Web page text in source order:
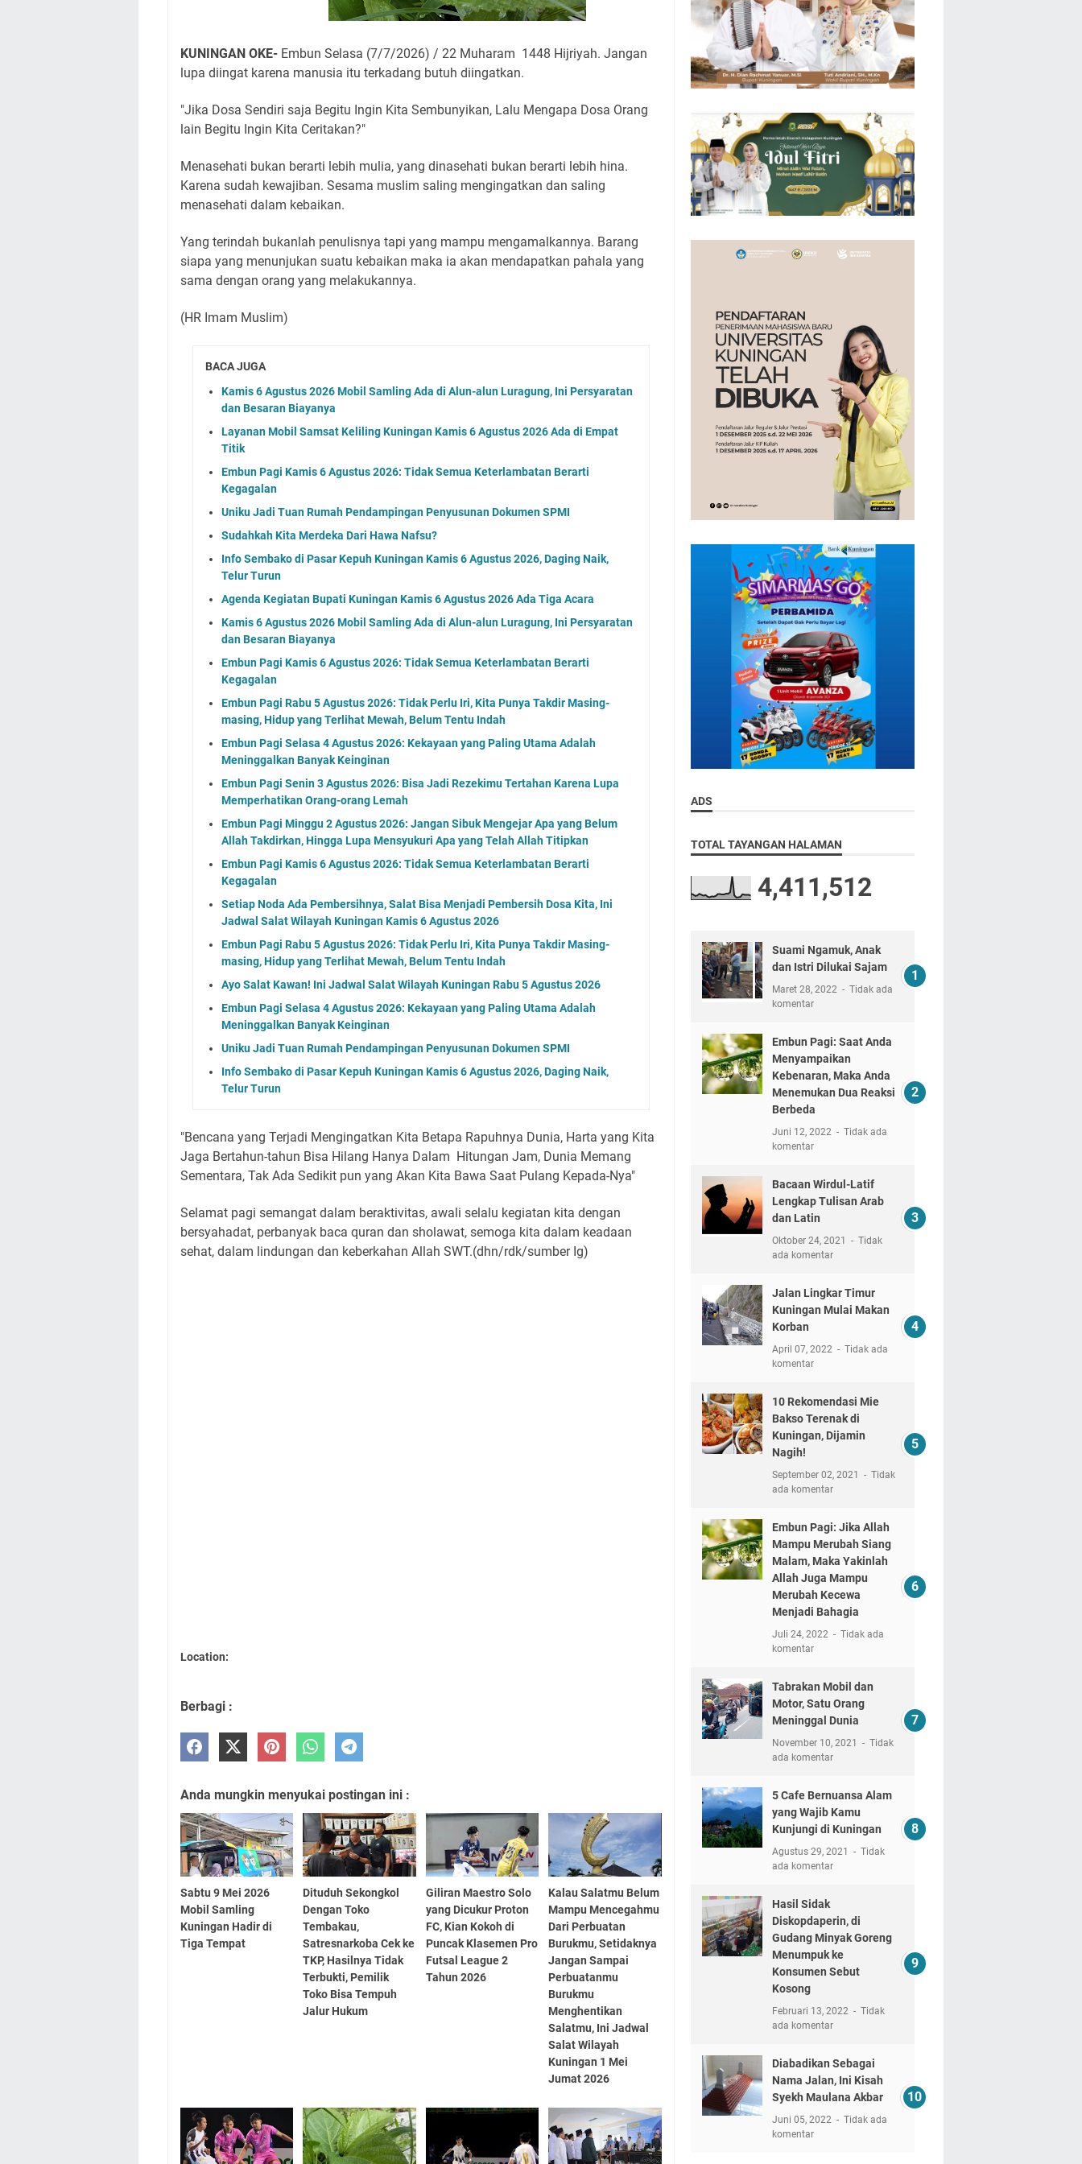
KUNINGAN OKE- Embun Selasa (7/7/2026) / 22 Muharam 1448 Hijriyah. Jangan
lupa diingat karena manusia itu terkadang butuh diingatkan.
"Jika Dosa Sendiri saja Begitu Ingin Kita Sembunyikan, Lalu Mengapa Dosa Orang
lain Begitu Ingin Kita Ceritakan?"
Menasehati bukan berarti lebih mulia, yang dinasehati bukan berarti lebih hina.
Karena sudah kewajiban. Sesama muslim saling mengingatkan dan saling
menasehati dalam kebaikan.
Yang terindah bukanlah penulisnya tapi yang mampu mengamalkannya. Barang
siapa yang menunjukan suatu kebaikan maka ia akan mendapatkan pahala yang
sama dengan orang yang melakukannya.
(HR Imam Muslim)
BACA JUGA
Kamis 6 Agustus 2026 Mobil Samling Ada di Alun-alun Luragung, Ini Persyaratan
dan Besaran Biayanya
Layanan Mobil Samsat Keliling Kuningan Kamis 6 Agustus 2026 Ada di Empat
Titik
Embun Pagi Kamis 6 Agustus 2026: Tidak Semua Keterlambatan Berarti
Kegagalan
Uniku Jadi Tuan Rumah Pendampingan Penyusunan Dokumen SPMI
Sudahkah Kita Merdeka Dari Hawa Nafsu?
Info Sembako di Pasar Kepuh Kuningan Kamis 6 Agustus 2026, Daging Naik,
Telur Turun
Agenda Kegiatan Bupati Kuningan Kamis 6 Agustus 2026 Ada Tiga Acara
Kamis 6 Agustus 2026 Mobil Samling Ada di Alun-alun Luragung, Ini Persyaratan
dan Besaran Biayanya
Embun Pagi Kamis 6 Agustus 2026: Tidak Semua Keterlambatan Berarti
Kegagalan
Embun Pagi Rabu 5 Agustus 2026: Tidak Perlu Iri, Kita Punya Takdir Masing-
masing, Hidup yang Terlihat Mewah, Belum Tentu Indah
Embun Pagi Selasa 4 Agustus 2026: Kekayaan yang Paling Utama Adalah
Meninggalkan Banyak Keinginan
Embun Pagi Senin 3 Agustus 2026: Bisa Jadi Rezekimu Tertahan Karena Lupa
Memperhatikan Orang-orang Lemah
Embun Pagi Minggu 2 Agustus 2026: Jangan Sibuk Mengejar Apa yang Belum
Allah Takdirkan, Hingga Lupa Mensyukuri Apa yang Telah Allah Titipkan
Embun Pagi Kamis 6 Agustus 2026: Tidak Semua Keterlambatan Berarti
Kegagalan
Setiap Noda Ada Pembersihnya, Salat Bisa Menjadi Pembersih Dosa Kita, Ini
Jadwal Salat Wilayah Kuningan Kamis 6 Agustus 2026
Embun Pagi Rabu 5 Agustus 2026: Tidak Perlu Iri, Kita Punya Takdir Masing-
masing, Hidup yang Terlihat Mewah, Belum Tentu Indah
Ayo Salat Kawan! Ini Jadwal Salat Wilayah Kuningan Rabu 5 Agustus 2026
Embun Pagi Selasa 4 Agustus 2026: Kekayaan yang Paling Utama Adalah
Meninggalkan Banyak Keinginan
Uniku Jadi Tuan Rumah Pendampingan Penyusunan Dokumen SPMI
Info Sembako di Pasar Kepuh Kuningan Kamis 6 Agustus 2026, Daging Naik,
Telur Turun
"Bencana yang Terjadi Mengingatkan Kita Betapa Rapuhnya Dunia, Harta yang Kita
Jaga Bertahun-tahun Bisa Hilang Hanya Dalam Hitungan Jam, Dunia Memang
Sementara, Tak Ada Sedikit pun yang Akan Kita Bawa Saat Pulang Kepada-Nya"
Selamat pagi semangat dalam beraktivitas, awali selalu kegiatan kita dengan
bersyahadat, perbanyak baca quran dan sholawat, semoga kita dalam keadaan
sehat, dalam lindungan dan keberkahan Allah SWT.(dhn/rdk/sumber Ig)
Location:
Berbagi :
Anda mungkin menyukai postingan ini :
Sabtu 9 Mei 2026
Mobil Samling
Kuningan Hadir di
Tiga Tempat
Dituduh Sekongkol
Dengan Toko
Tembakau,
Satresnarkoba Cek ke
TKP, Hasilnya Tidak
Terbukti, Pemilik
Toko Bisa Tempuh
Jalur Hukum
Giliran Maestro Solo
yang Dicukur Proton
FC, Kian Kokoh di
Puncak Klasemen Pro
Futsal League 2
Tahun 2026
Kalau Salatmu Belum
Mampu Mencegahmu
Dari Perbuatan
Burukmu, Setidaknya
Jangan Sampai
Perbuatanmu
Burukmu
Menghentikan
Salatmu, Ini Jadwal
Salat Wilayah
Kuningan 1 Mei
Jumat 2026
ADS
TOTAL TAYANGAN HALAMAN
4,411,512
Suami Ngamuk, Anak
dan Istri Dilukai Sajam
Maret 28, 2022
Tidak ada
komentar
Embun Pagi: Saat Anda
Menyampaikan
Kebenaran, Maka Anda
Menemukan Dua Reaksi
Berbeda
Juni 12, 2022
Tidak ada
komentar
Bacaan Wirdul-Latif
Lengkap Tulisan Arab
dan Latin
Oktober 24, 2021
Tidak
ada komentar
Jalan Lingkar Timur
Kuningan Mulai Makan
Korban
April 07, 2022
Tidak ada
komentar
10 Rekomendasi Mie
Bakso Terenak di
Kuningan, Dijamin
Nagih!
September 02, 2021
Tidak
ada komentar
Embun Pagi: Jika Allah
Mampu Merubah Siang
Malam, Maka Yakinlah
Allah Juga Mampu
Merubah Kecewa
Menjadi Bahagia
Juli 24, 2022
Tidak ada
komentar
Tabrakan Mobil dan
Motor, Satu Orang
Meninggal Dunia
November 10, 2021
Tidak
ada komentar
5 Cafe Bernuansa Alam
yang Wajib Kamu
Kunjungi di Kuningan
Agustus 29, 2021
Tidak
ada komentar
Hasil Sidak
Diskopdaperin, di
Gudang Minyak Goreng
Menumpuk ke
Konsumen Sebut
Kosong
Februari 13, 2022
Tidak
ada komentar
Diabadikan Sebagai
Nama Jalan, Ini Kisah
Syekh Maulana Akbar
Juni 05, 2022
Tidak ada
komentar